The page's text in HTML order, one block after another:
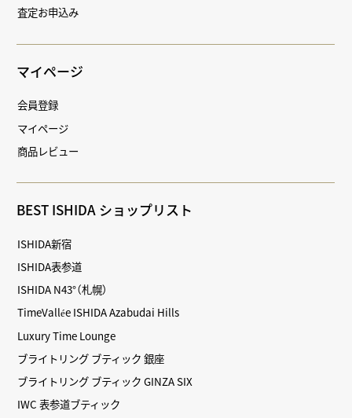
査定お申込み
マイページ
会員登録
マイページ
商品レビュー
BEST ISHIDA ショップリスト
ISHIDA新宿
ISHIDA表参道
ISHIDA N43°（札幌）
TimeVallée ISHIDA Azabudai Hills
Luxury Time Lounge
ブライトリング ブティック 銀座
ブライトリング ブティック GINZA SIX
IWC 表参道ブティック